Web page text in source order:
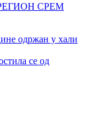
СРЕМ
одржан у хали
се од